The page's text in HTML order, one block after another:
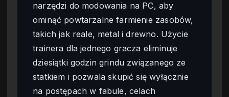
narzędzi do modowania na PC, aby
ominąć powtarzalne farmienie zasobów,
takich jak reale, metal i drewno. Użycie
trainera dla jednego gracza eliminuje
dziesiątki godzin grindu związanego ze
statkiem i pozwala skupić się wyłącznie
na postępach w fabule, celach